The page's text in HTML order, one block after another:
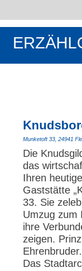
Munketoft 33, 24941
Die
das
Ihren
Gaststätte
33. Sie
Umzug zum
ihre
zeigen.
Ehrenbruder.
Das